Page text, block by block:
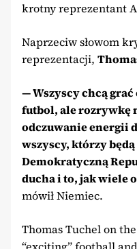
krotny reprezentant
Naprzeciw słowom
reprezentacji,
— Wszyscy chcą
futbol, ale rozrywkę
odczuwanie energii
wszyscy, którzy
Demokratyczną
ducha i to, jak wiele
mówił Niemiec.
Thomas Tuchel on